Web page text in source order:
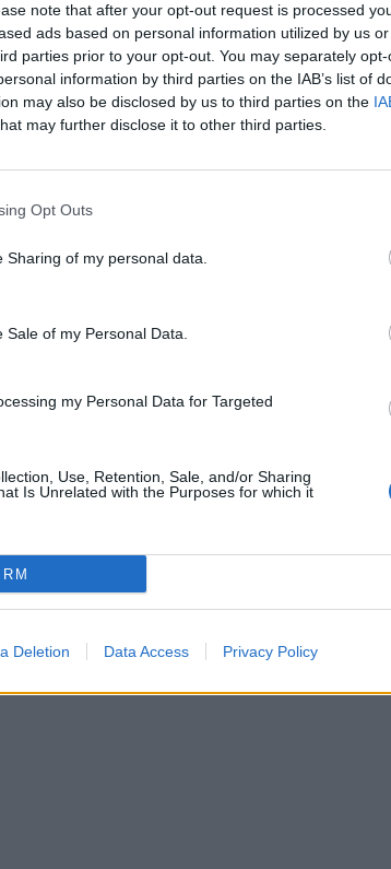
note that after your opt-out request is processed
ads based on personal information utilized by us
parties prior to your opt-out. You may separately
information by third parties on the IAB’s list of
may also be disclosed by us to third parties on the
may further disclose it to other third parties.
Opt Outs
of my personal data.
of my Personal Data.
my Personal Data for Targeted
Use, Retention, Sale, and/or Sharing
Is Unrelated with the Purposes for which it
Deletion Data Access Privacy Policy